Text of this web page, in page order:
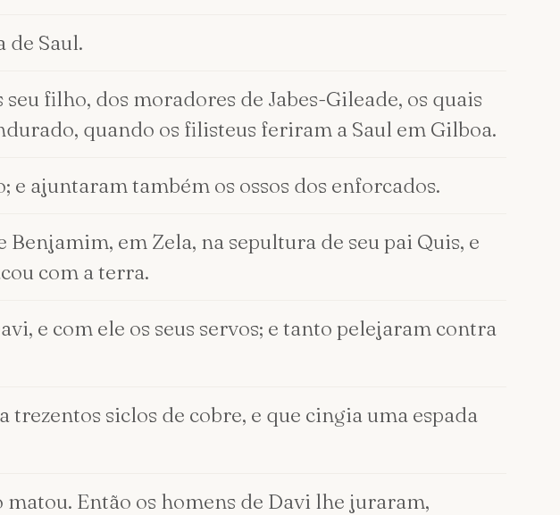
de Saul.
seu filho, dos moradores de Jabes-Gileade, os quais
quando os filisteus feriram a Saul em Gilboa.
e ajuntaram também os ossos dos enforcados.
em Zela, na sepultura de seu pai Quis, e
com a terra.
e com ele os seus servos; e tanto pelejaram contra
siclos de cobre, e que cingia uma espada
Então os homens de Davi lhe juraram,